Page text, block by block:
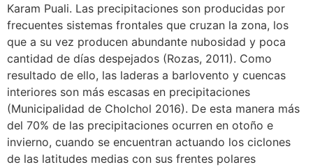
Karam Puali. Las precipitaciones son producidas por
frecuentes sistemas frontales que cruzan la zona, los
que a su vez producen abundante nubosidad y poca
cantidad de días despejados (Rozas, 2011). Como
resultado de ello, las laderas a barlovento y cuencas
interiores son más escasas en precipitaciones
(Municipalidad de Cholchol 2016). De esta manera más
del 70% de las precipitaciones ocurren en otoño e
invierno, cuando se encuentran actuando los ciclones
de las latitudes medias con sus frentes polares